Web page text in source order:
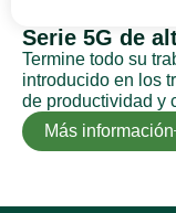
Serie 5G de
Termine todo su
introducido en los
de productividad y
Más información